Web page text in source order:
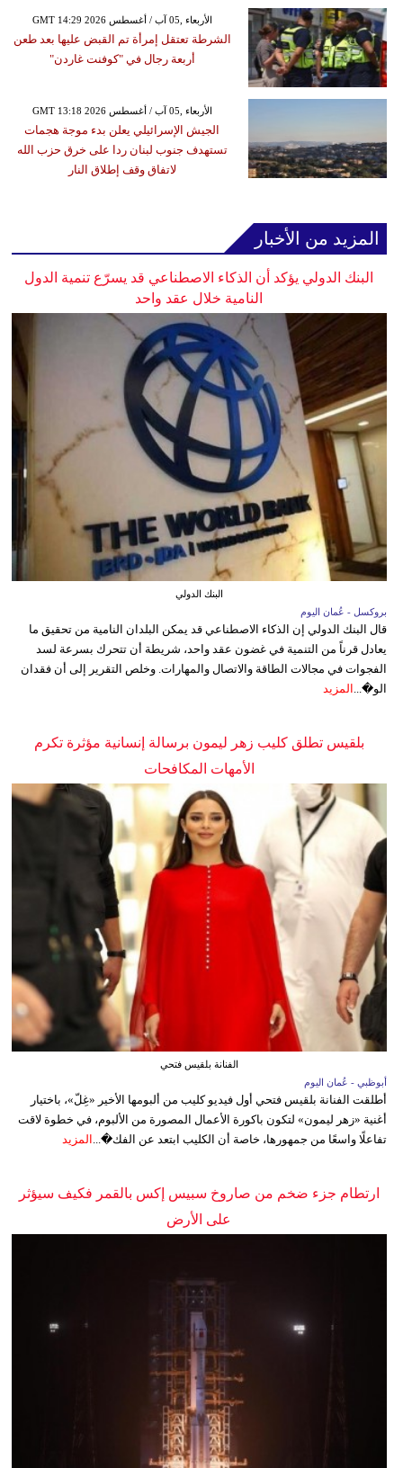
GMT 14:29 2026 الأربعاء ,05 آب / أغسطس
الشرطة تعتقل إمرأة تم القبض عليها بعد طعن
أربعة رجال في "كوفنت غاردن"
GMT 13:18 2026 الأربعاء ,05 آب / أغسطس
الجيش الإسرائيلي يعلن بدء موجة هجمات
تستهدف جنوب لبنان ردا على خرق حزب الله
لاتفاق وقف إطلاق النار
المزيد من الأخبار
البنك الدولي يؤكد أن الذكاء الاصطناعي قد يسرّع تنمية الدول
النامية خلال عقد واحد
البنك الدولي
بروكسل - عُمان اليوم
قال البنك الدولي إن الذكاء الاصطناعي قد يمكن البلدان النامية من تحقيق ما
يعادل قرناً من التنمية في غضون عقد واحد، شريطة أن تتحرك بسرعة لسد
الفجوات في مجالات الطاقة والاتصال والمهارات. وخلص التقرير إلى أن فقدان
الو�...
المزيد
بلقيس تطلق كليب زهر ليمون برسالة إنسانية مؤثرة تكرم
الأمهات المكافحات
الفنانة بلقيس فتحي
أبوظبي - عُمان اليوم
أطلقت الفنانة بلقيس فتحي أول فيديو كليب من ألبومها الأخير «غِلّ»، باختيار
أغنية «زهر ليمون» لتكون باكورة الأعمال المصورة من الألبوم، في خطوة لاقت
تفاعلًا واسعًا من جمهورها، خاصة أن الكليب ابتعد عن الفك�... المزيد
ارتطام جزء ضخم من صاروخ سبيس إكس بالقمر فكيف سيؤثر
على الأرض